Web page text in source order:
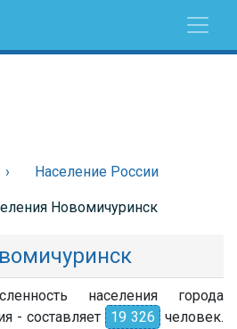
Население России
Новомичуринск
населения города
- составляет
19 326
человек.